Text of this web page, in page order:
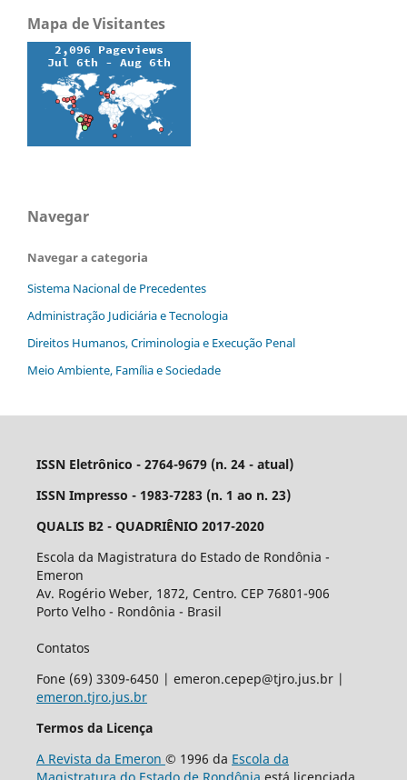
Mapa de Visitantes
Navegar
Navegar a categoria
Sistema Nacional de Precedentes
Administração Judiciária e Tecnologia
Direitos Humanos, Criminologia e Execução Penal
Meio Ambiente, Família e Sociedade
ISSN Eletrônico - 2764-9679 (n. 24 - atual)
ISSN Impresso - 1983-7283 (n. 1 ao n. 23)
QUALIS B2 - QUADRIÊNIO 2017-2020
Escola da Magistratura do Estado de Rondônia -
Emeron
Av. Rogério Weber, 1872, Centro. CEP 76801-906
Porto Velho - Rondônia - Brasil
Contatos
Fone (69) 3309-6450 | emeron.cepep@tjro.jus.br |
emeron.tjro.jus.br
Termos da Licença
A Revista da Emeron © 1996 da Escola da